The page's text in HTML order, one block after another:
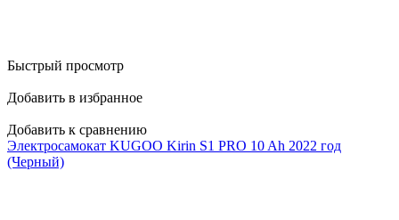
Быстрый просмотр
Добавить в избранное
Добавить к сравнению
Электросамокат KUGOO Kirin S1 PRO 10 Ah 2022 год
(Черный)